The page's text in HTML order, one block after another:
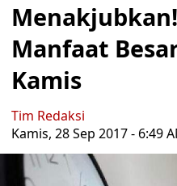
Manfaat
Kamis
Tim Redaksi
Kamis, 28 Sep 2017 - 6:49